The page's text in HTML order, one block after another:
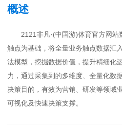
概述
2121非凡·(中国游)体育官方网站
触点为基础，将全量业务触点数据汇
法模型，挖掘数据价值，提升精细化
力，通过采集到的多维度、全量化数
决策目的，有效为营销、研发等领域
可视化及快速决策支撑。